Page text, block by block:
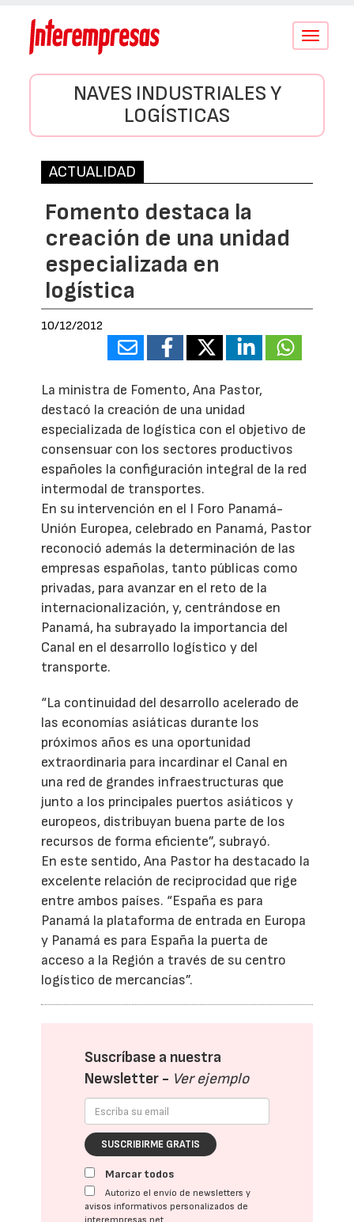
Conmutar
NAVES INDUSTRIALES Y
LOGÍSTICAS
ACTUALIDAD
Fomento destaca la
creación de una unidad
especializada en
logística
10/12/2012
La ministra de Fomento, Ana Pastor,
destacó la creación de una unidad
especializada de logística con el objetivo de
consensuar con los sectores productivos
españoles la configuración integral de la red
intermodal de transportes.
En su intervención en el I Foro Panamá-
Unión Europea, celebrado en Panamá, Pastor
reconoció además la determinación de las
empresas españolas, tanto públicas como
privadas, para avanzar en el reto de la
internacionalización, y, centrándose en
Panamá, ha subrayado la importancia del
Canal en el desarrollo logístico y del
transporte.
“La continuidad del desarrollo acelerado de
las economías asiáticas durante los
próximos años es una oportunidad
extraordinaria para incardinar el Canal en
una red de grandes infraestructuras que
junto a los principales puertos asiáticos y
europeos, distribuyan buena parte de los
recursos de forma eficiente”, subrayó.
En este sentido, Ana Pastor ha destacado la
excelente relación de reciprocidad que rige
entre ambos países. “España es para
Panamá la plataforma de entrada en Europa
y Panamá es para España la puerta de
acceso a la Región a través de su centro
logístico de mercancías”.
Suscríbase a nuestra
Newsletter - Ver ejemplo
SUSCRIBIRME GRATIS
Marcar todos
Autorizo el envío de newsletters y
avisos informativos personalizados de